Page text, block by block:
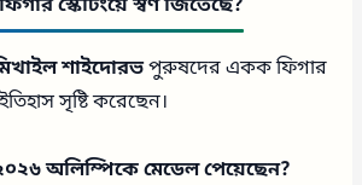
স্কেটিংয়ে স্বর্ণ জিতেছে?
শাইদোরভপুরুষদের একক ফিগার
সৃষ্টি করেছেন।
অলিম্পিকে মেডেল পেয়েছেন?